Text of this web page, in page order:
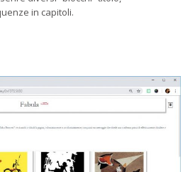
in capitoli.